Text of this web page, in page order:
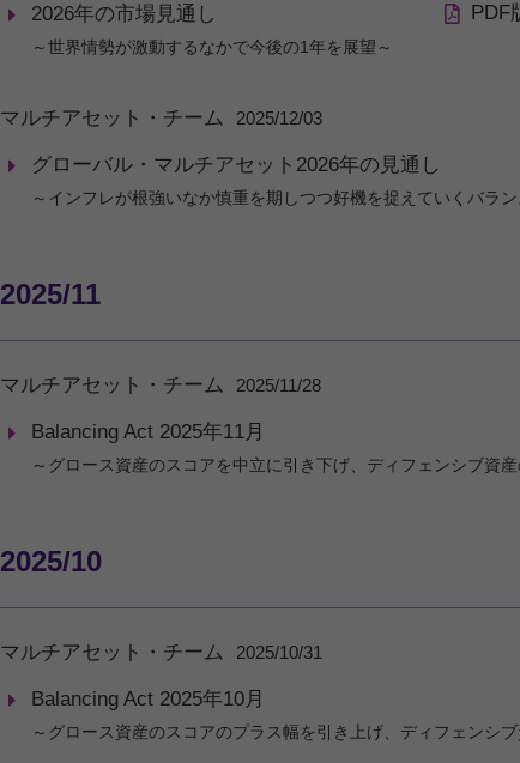
2026年の市場見通し
～世界情勢が激動するなかで今後の1年を展望～
PDF
マルチアセット・チーム 2025/12/03
グローバル・マルチアセット2026年の見通し
～インフレが根強いなか慎重を期しつつ好機を捉えていくバラ
2025/11
マルチアセット・チーム 2025/11/28
Balancing Act 2025年11月
～グロース資産のスコアを中立に引き下げ、ディフェンシブ資
2025/10
マルチアセット・チーム 2025/10/31
Balancing Act 2025年10月
～グロース資産のスコアのプラス幅を引き上げ、ディフェンシ